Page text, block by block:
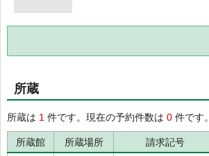
所蔵
所蔵は 1 件です。現在の予約件数は 0 件です。
所蔵館 所蔵場所 請求記号